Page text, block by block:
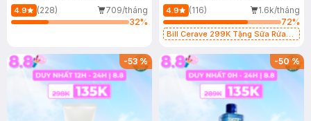
500ml
4.9 (228)
709/tháng
32%
473ml
4.9 (116)
1.6k/tháng
72%
Bill Cerave 299K Tặng Sữa Rửa
-53% -50%